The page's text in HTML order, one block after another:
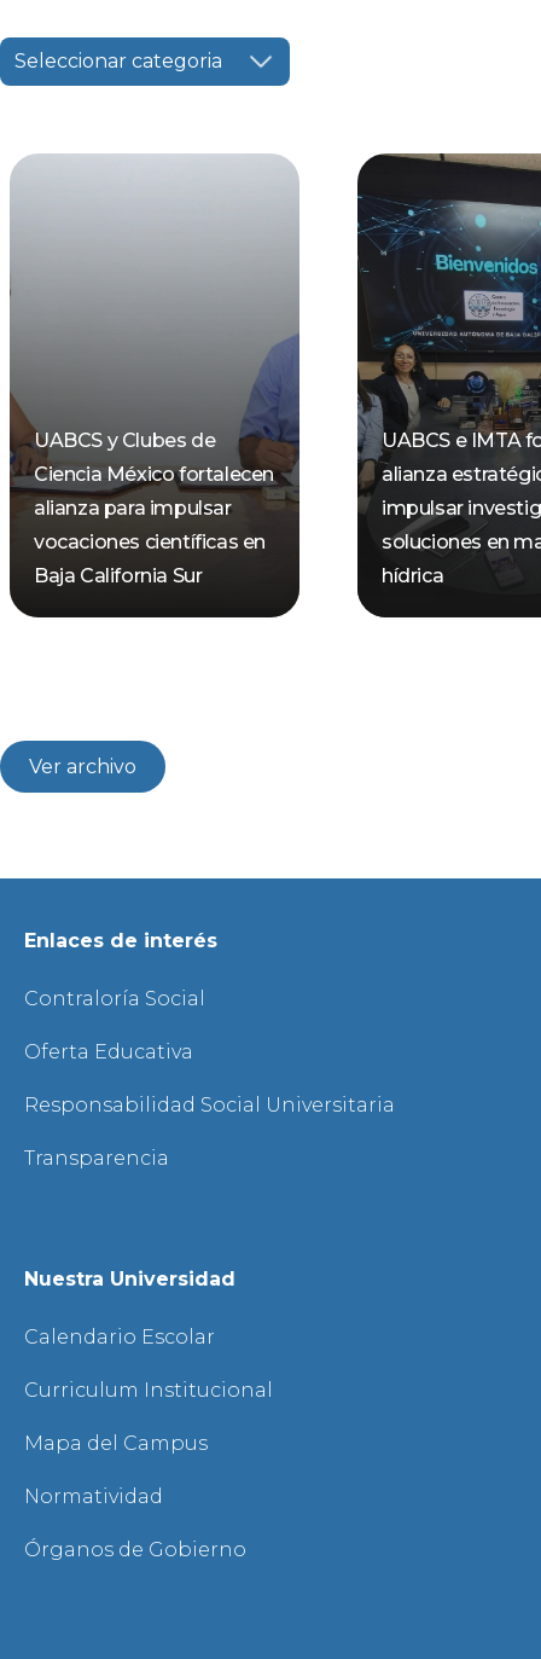
Seleccionar categoria
UABCS y Clubes de
Ciencia México fortalecen
alianza para impulsar
vocaciones científicas en
Baja California Sur
UABCS e IMTA
alianza
impulsar
soluciones en
hídrica
Ver archivo
Enlaces de interés
Contraloría Social
Oferta Educativa
Responsabilidad Social Universitaria
Transparencia
Nuestra Universidad
Calendario Escolar
Curriculum Institucional
Mapa del Campus
Normatividad
Órganos de Gobierno